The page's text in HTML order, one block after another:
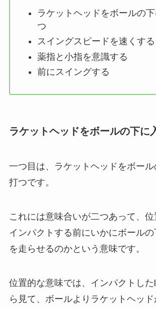
ラケットヘッドをボールの
つ
スイングスピードを速くする
薬指と小指を意識する
前にスイングする
ラケットヘッドをボールの下に
一つ目は、ラケットヘッドをボー
打つです。
これには意味合いが二つあって、位
インパクトする前にいかにボール
を走らせるのかという意味です。
位置的な意味では、インパクトし
ら見て、ボールよりラケットヘッ